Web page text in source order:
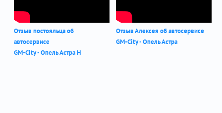
Отзыв постояльца об
автосервисе
GM-City - Опель Астра Н
Отзыв Алексея об автосервисе
GM-City - Опель Астра